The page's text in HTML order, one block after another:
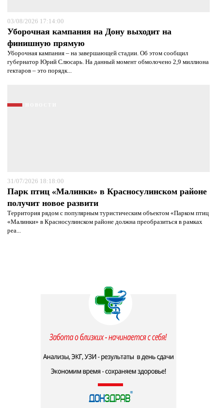
03/08/2026 17:14:00
Уборочная кампания на Дону выходит на
финишную прямую
Уборочная кампания – на завершающей стадии. Об этом сообщил
губернатор Юрий Слюсарь. На данный момент обмолочено 2,9 миллиона
гектаров – это порядк...
31/07/2026 18:18:00
Парк птиц «Малинки» в Красносулинском районе
получит новое развити
Территория рядом с популярным туристическим объектом «Парком птиц
«Малинки» в Красносулинском районе должна преобразиться в рамках
реа...